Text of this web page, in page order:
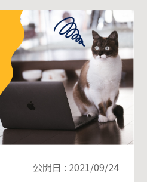
公開日 : 2021/09/24